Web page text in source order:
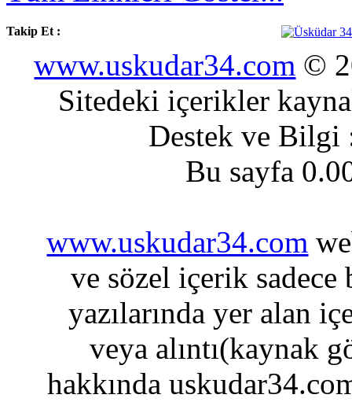
Takip Et :
www.uskudar34.com ©
Sitedeki içerikler
Destek ve
Bu sayfa
www.uskudar34.com
ve sözel içerik sadece
yazılarında yer alan
veya alıntı(kaynak
hakkında